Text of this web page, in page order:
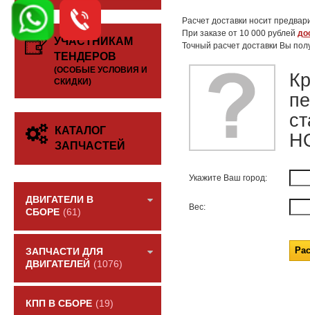
УЧАСТНИКАМ
ТЕНДЕРОВ
(ОСОБЫЕ УСЛОВИЯ И
СКИДКИ)
КАТАЛОГ
ЗАПЧАСТЕЙ
ДВИГАТЕЛИ В
СБОРЕ (61)
ЗАПЧАСТИ ДЛЯ
ДВИГАТЕЛЕЙ (1076)
КПП В СБОРЕ (19)
Расчет доставки носит
При заказе от 10 000 рублей
Точный расчет доставки Вы
Укажите Ваш город:
Вес: